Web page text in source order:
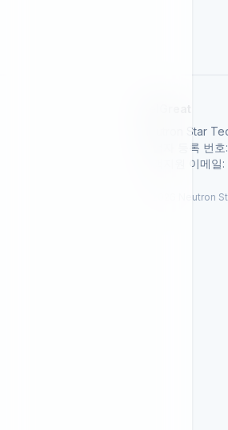
Neutron Star
사업자 등록 번
고객지원 이메일:
© 2026 Neutron